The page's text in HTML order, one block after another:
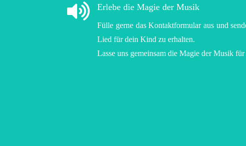
 Erlebe die Magie der Musik
Fülle gerne das Kontaktformular aus und
Lied für dein Kind zu erhalten.
Lasse uns gemeinsam die Magie der Musik